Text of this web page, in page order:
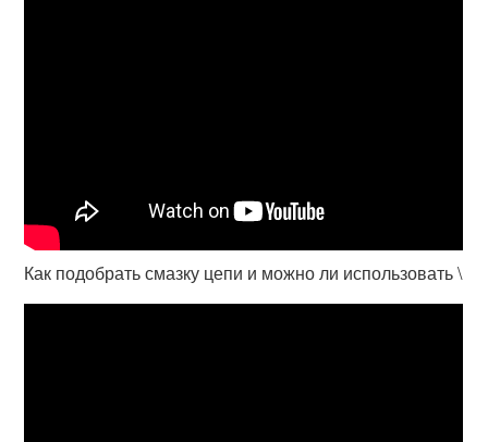
Как подобрать смазку цепи и можно ли использовать \